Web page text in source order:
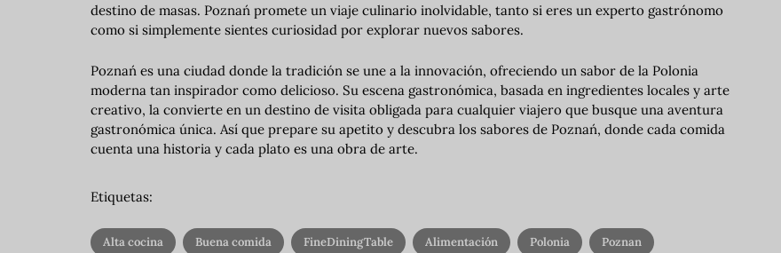
destino de masas. Poznań promete un viaje culinario inolvidable, tanto si eres un experto gastrónomo
como si simplemente sientes curiosidad por explorar nuevos sabores.
Poznań es una ciudad donde la tradición se une a la innovación, ofreciendo un sabor de la Polonia
moderna tan inspirador como delicioso. Su escena gastronómica, basada en ingredientes locales y arte
creativo, la convierte en un destino de visita obligada para cualquier viajero que busque una aventura
gastronómica única. Así que prepare su apetito y descubra los sabores de Poznań, donde cada comida
cuenta una historia y cada plato es una obra de arte.
Etiquetas:
Alta cocina Buena comida FineDiningTable Alimentación Polonia Poznan